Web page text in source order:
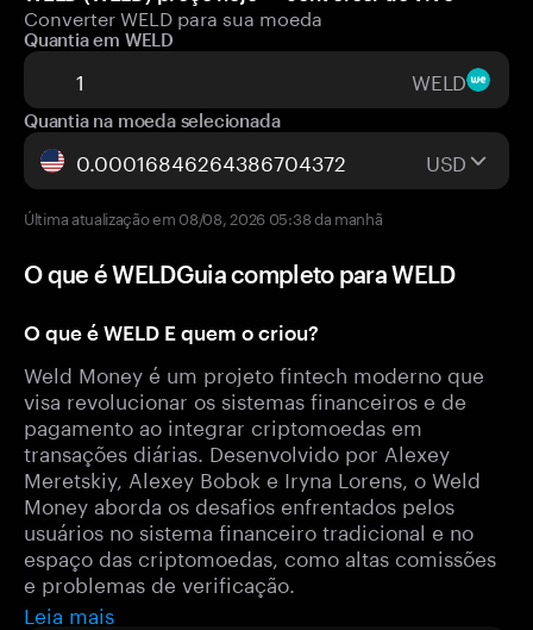
Converter WELD para sua moeda
Quantia em WELD
WELD
Quantia na moeda selecionada
USD
Última atualização em 08/08, 2026 05:38 da manhã
O que é WELDGuia completo para WELD
O que é WELD E quem o criou?
Weld Money é um projeto fintech moderno que
visa revolucionar os sistemas financeiros e de
pagamento ao integrar criptomoedas em
transações diárias. Desenvolvido por Alexey
Meretskiy, Alexey Bobok e Iryna Lorens, o Weld
Money aborda os desafios enfrentados pelos
usuários no sistema financeiro tradicional e no
espaço das criptomoedas, como altas comissões
e problemas de verificação.
Leia mais